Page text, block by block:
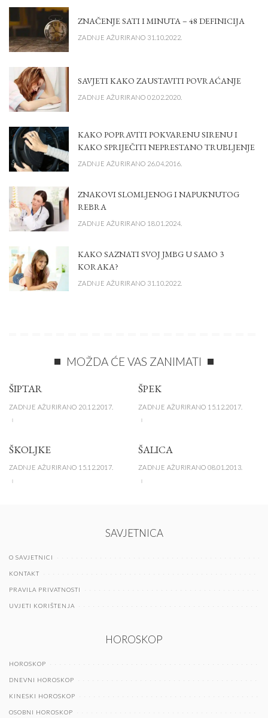
ZNAČENJE SATI I MINUTA – 48 DEFINICIJA
ZADNJE AŽURIRANO 31.10.2022.
SAVJETI KAKO ZAUSTAVITI POVRAĆANJE
ZADNJE AŽURIRANO 02.02.2020.
KAKO POPRAVITI POKVARENU SIRENU I
KAKO SPRIJEČITI NEPRESTANO TRUBLJENJE
ZADNJE AŽURIRANO 26.04.2016.
ZNAKOVI SLOMLJENOG I NAPUKNUTOG
REBRA
ZADNJE AŽURIRANO 18.01.2024.
KAKO SAZNATI SVOJ JMBG U SAMO 3
KORAKA?
ZADNJE AŽURIRANO 31.10.2022.
MOŽDA ĆE VAS ZANIMATI
ŠIPTAR
ZADNJE AŽURIRANO 20.12.2017.
ŠPEK
ZADNJE AŽURIRANO 15.12.2017.
ŠKOLJKE
ZADNJE AŽURIRANO 15.12.2017.
ŠALICA
ZADNJE AŽURIRANO 08.01.2013.
SAVJETNICA
O SAVJETNICI
KONTAKT
PRAVILA PRIVATNOSTI
UVJETI KORIŠTENJA
HOROSKOP
HOROSKOP
DNEVNI HOROSKOP
KINESKI HOROSKOP
OSOBNI HOROSKOP